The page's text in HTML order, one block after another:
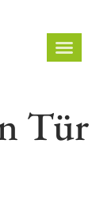
Tür